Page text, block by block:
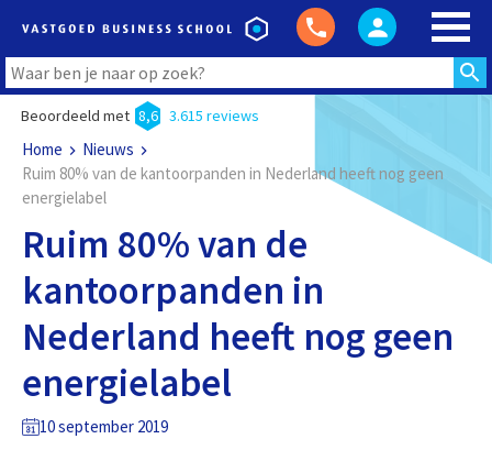
Beoordeeld met 8,6 3.615 reviews
Home
Nieuws
Ruim 80% van de kantoorpanden in Nederland heeft nog geen
energielabel
Ruim 80% van de
kantoorpanden in
Nederland heeft nog geen
energielabel
10 september 2019